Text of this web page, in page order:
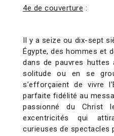
4e de couverture :
Il y a seize ou dix-sept
Égypte, des hommes et
dans de pauvres huttes
solitude ou en se
s’efforçaient de vivre
parfaite fidélité au
passionné du Christ
excentricités qui
curieuses de spectacles